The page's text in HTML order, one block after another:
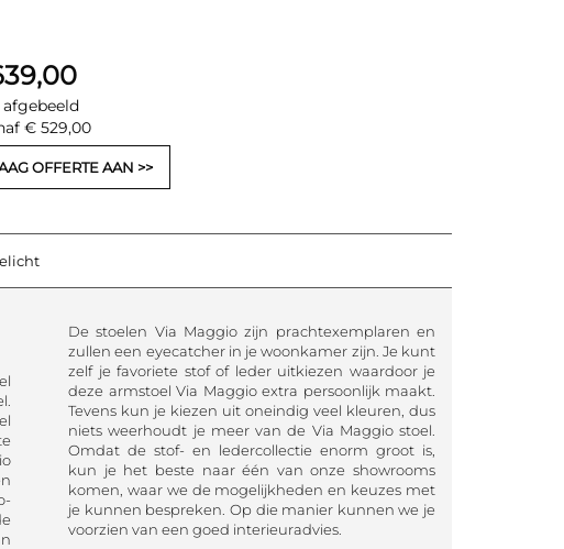
afgebeeld
€ 529,00
OFFERTE AAN
De stoelen Via Maggio zijn prachtexemplaren en
zullen een eyecatcher in je woonkamer zijn. Je kunt
zelf je favoriete stof of leder uitkiezen waardoor je
deze armstoel Via Maggio extra persoonlijk maakt.
Tevens kun je kiezen uit oneindig veel kleuren, dus
niets weerhoudt je meer van de Via Maggio stoel.
Omdat de stof- en ledercollectie enorm groot is,
kun je het beste naar één van onze showrooms
komen, waar we de mogelijkheden en keuzes met
je kunnen bespreken. Op die manier kunnen we je
voorzien van een goed interieuradvies.